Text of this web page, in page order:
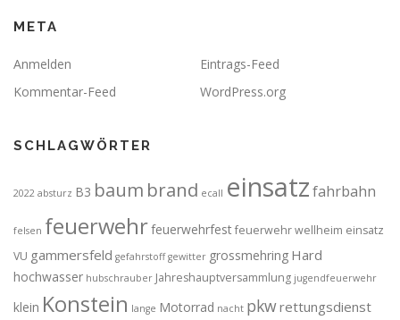
META
Anmelden
Eintrags-Feed
Kommentar-Feed
WordPress.org
SCHLAGWÖRTER
2022 absturz B3 baum brand ecall einsatzfahrbahn
felsen feuerwehrfeuerwehrfest feuerwehr wellheim einsatz
VU gammersfeld gefahrstoff gewitter grossmehring Hard
hochwasser hubschrauber Jahreshauptversammlung jugendfeuerwehr
klein Konstein lange Motorrad nacht pkwrettungsdienst